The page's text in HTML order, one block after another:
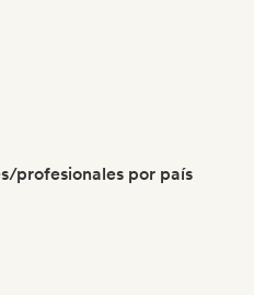
profesionales por país